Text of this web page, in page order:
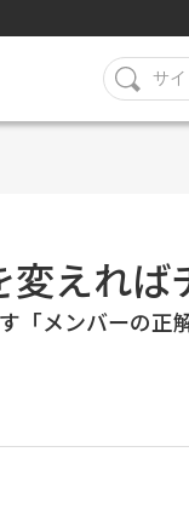
えれば
「メンバーの正